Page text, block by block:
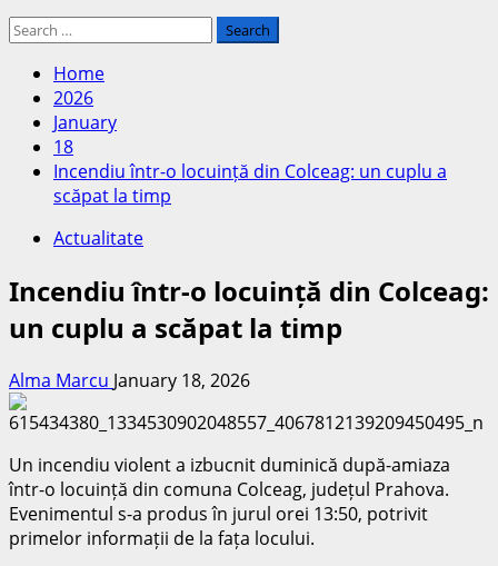
Search
Home
2026
January
18
Incendiu într-o locuință din Colceag: un cuplu a
scăpat la timp
Actualitate
Incendiu într-o locuință din Colceag:
un cuplu a scăpat la timp
Alma Marcu January 18, 2026
Un incendiu violent a izbucnit duminică după-amiaza
într-o locuință din comuna Colceag, județul Prahova.
Evenimentul s-a produs în jurul orei 13:50, potrivit
primelor informații de la fața locului.